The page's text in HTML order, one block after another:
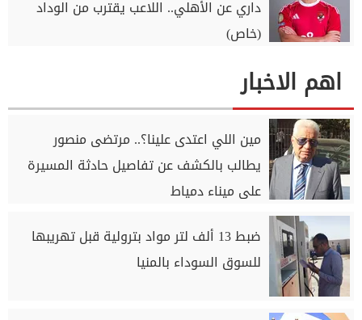
داري عن الأهلي.. اللاعب يقترب من الوداد
(خاص)
اهم الاخبار
مين اللي اعتدى علينا؟.. مرتضى منصور
يطالب بالكشف عن تفاصيل حادثة المسيرة
على ميناء دمياط
ضبط 13 ألف لتر مواد بترولية قبل تهريبها
للسوق السوداء بالمنيا